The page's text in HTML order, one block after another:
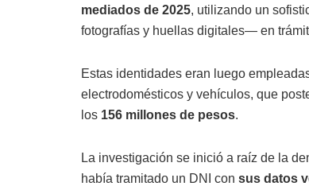
mediados de 2025, utilizando un
fotografías y huellas digitales— en
Estas identidades eran luego
electrodomésticos y vehículos, que
los 156 millones de pesos.
La investigación se inició a raíz de la
había tramitado un DNI con sus datos